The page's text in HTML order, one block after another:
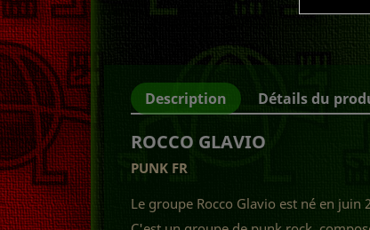
Description Détails du
ROCCO GLAVIO
PUNK FR
Le groupe Rocco Glavio est né en juin